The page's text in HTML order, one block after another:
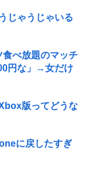
じゃうじゃいる
べ放題のマッチ
円な」→女だけ
版ってどうな
に戻したすぎ